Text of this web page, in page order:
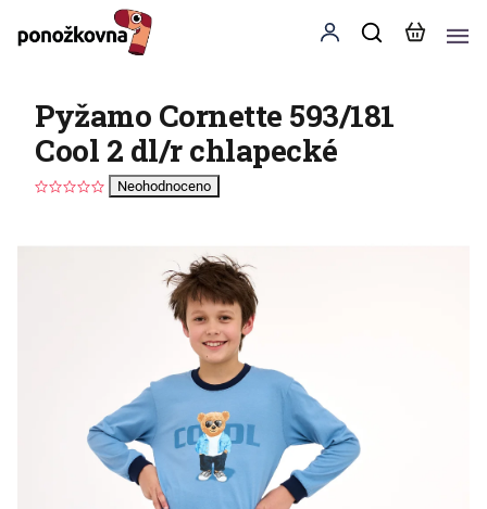
Pyžamo Cornette 593/181
Cool 2 dl/r chlapecké
Neohodnoceno